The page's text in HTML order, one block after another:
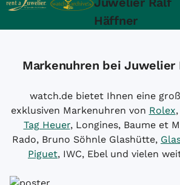
Häffner
Markenuhren bei Juwelier
watch.de bietet Ihnen eine
exklusiven Markenuhren von Rolex,
Tag Heuer, Longines, Baume et
Rado, Bruno Söhnle Glashütte,
Piguet, IWC, Ebel und vielen